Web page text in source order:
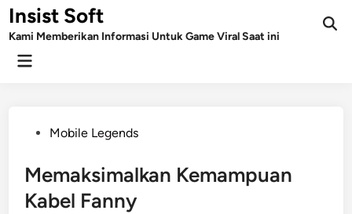
Skip
toInsist Soft
Kami Memberikan Informasi Untuk Game Viral Saat ini
Main
PostedMobile Legends
Memaksimalkan Kemampuan
Kabel Fanny